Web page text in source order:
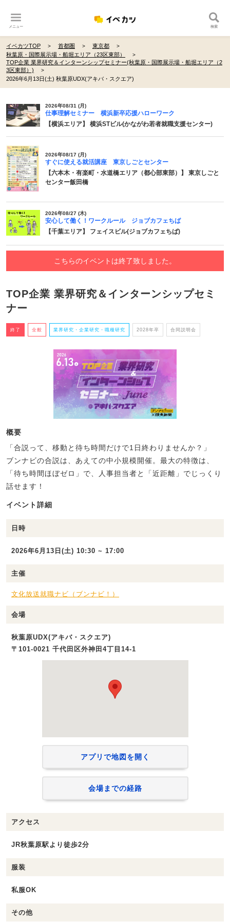
メニュー 検索
イベカツTOP 首都圏
東京都
秋葉原・国際展示場・船堀エリア（23区東部）
TOP企業 業界研究＆インターンシップセミナー(秋葉原・国際展示場・船堀エリア（2
3区東部）)
2026年6月13日(土) 秋葉原UDX(アキバ・スクエア)
2026年08/31 (月)
仕事理解セミナー 横浜新卒応援ハローワーク
【横浜エリア】 横浜STビル(かながわ若者就職支援センター)
2026年08/17 (月)
すぐに使える就活講座 東京しごとセンター
【六本木・有楽町・水道橋エリア（都心部東部）】 東京しごと
センター飯田橋
2026年08/27 (木)
安心して働く！ワークルール ジョブカフェちば
【千葉エリア】 フェイスビル(ジョブカフェちば)
こちらのイベントは終了致しました。
TOP企業 業界研究＆インターンシップセミ
ナー
終了 全般 業界研究・企業研究・職種研究 2028年卒 合同説明会
概要
「合説って、移動と待ち時間だけで1日終わりませんか？」
ブンナビの合説は、あえての中小規模開催。最大の特徴は、
「待ち時間ほぼゼロ」で、人事担当者と「近距離」でじっくり
話せます！
イベント詳細
日時
2026年6月13日(土) 10:30 ~ 17:00
主催
文化放送就職ナビ（ブンナビ！）
会場
秋葉原UDX(アキバ・スクエア)
〒101-0021 千代田区外神田4丁目14-1
アプリで地図を開く
会場までの経路
アクセス
JR秋葉原駅より徒歩2分
服装
私服OK
その他